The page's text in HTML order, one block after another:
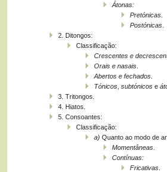
Átonas:
Pretónicas
Postónicas
2. Ditongos:
Classificação:
Crescentes e
Orais e nasais
Abertos e fechados
Tónicos subtónicos e
3. Tritongos.
4. Hiatos.
5. Consoantes:
Classificação:
a) Quanto ao modo de
Momentâneas
Contínuas:
Fricativas